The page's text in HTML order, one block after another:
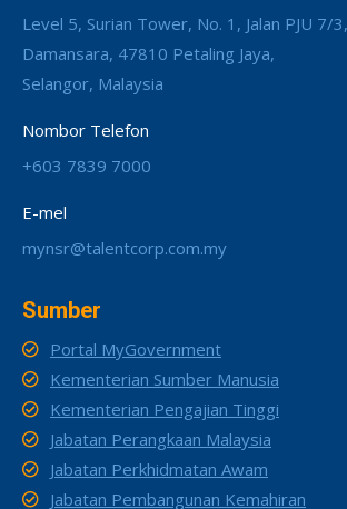
Level 5, Surian Tower, No. 1, Jalan PJU 7/
Damansara, 47810 Petaling Jaya,
Selangor, Malaysia
Nombor Telefon
+603 7839 7000
E-mel
mynsr@talentcorp.com.my
Sumber
Portal MyGovernment
Kementerian Sumber Manusia
Kementerian Pengajian Tinggi
Jabatan Perangkaan Malaysia
Jabatan Perkhidmatan Awam
Jabatan Pembangunan Kemahiran